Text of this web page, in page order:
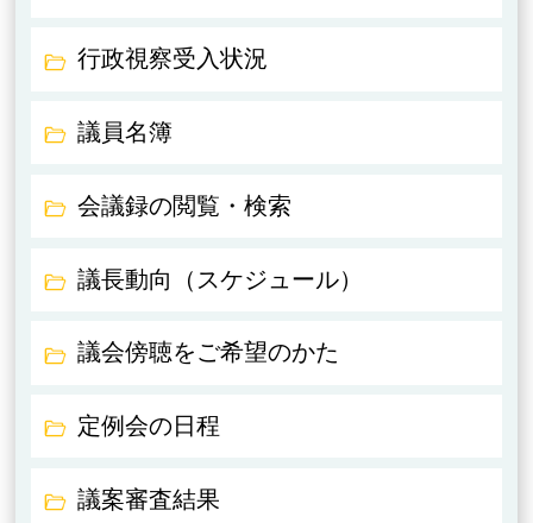
行政視察受入状況
議員名簿
会議録の閲覧・検索
議長動向（スケジュール）
議会傍聴をご希望のかた
定例会の日程
議案審査結果